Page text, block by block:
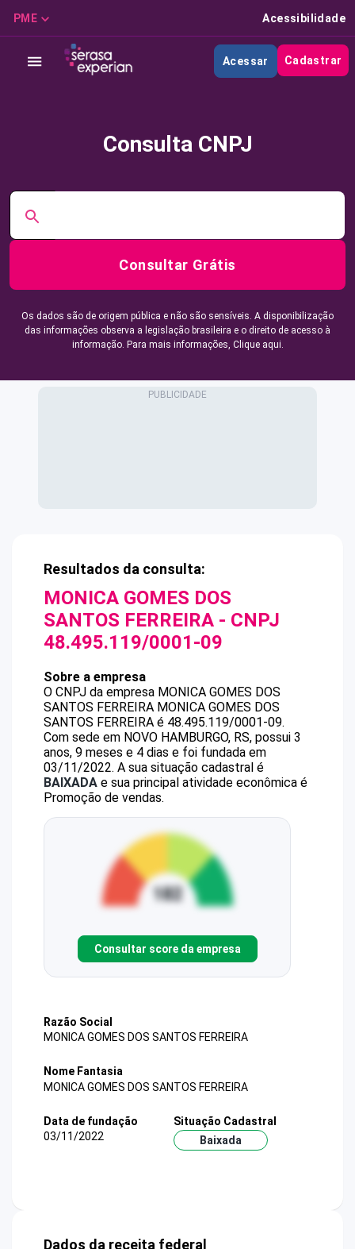
PME Acessibilidade
Acessar Cadastrar
Consulta CNPJ
Consultar Grátis
Os dados são de origem pública e não são sensíveis. A disponibilização
das informações observa a legislação brasileira e o direito de acesso à
informação. Para mais informações, Clique aqui.
Resultados da consulta:
MONICA GOMES DOS
SANTOS FERREIRA - CNPJ
48.495.119/0001-09
Sobre a empresa
O CNPJ da empresa MONICA GOMES DOS
SANTOS FERREIRA MONICA GOMES DOS
SANTOS FERREIRA é 48.495.119/0001-09.
Com sede em NOVO HAMBURGO, RS, possui 3
anos, 9 meses e 4 dias e foi fundada em
03/11/2022. A sua situação cadastral é
BAIXADA e sua principal atividade econômica é
Promoção de vendas.
Consultar score da empresa
Razão Social
MONICA GOMES DOS SANTOS FERREIRA
Nome Fantasia
MONICA GOMES DOS SANTOS FERREIRA
Data de fundação
03/11/2022
Situação Cadastral
Baixada
Dados da receita federal